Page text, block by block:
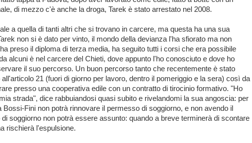
di mezzo c'è anche la droga, Tarek è stato arrestato nel 2008.
a quella di tanti altri che si trovano in carcere, ma questa ha una sua
non si è dato per vinto, il mondo della devianza l'ha sfiorato ma non
preso il diploma di terza media, ha seguito tutti i corsi che era possibile
alcuni è nel carcere del Chieti, dove appunto l'ho conosciuto e dove ho
il suo percorso. Un buon percorso tanto che recentemente è stato
21 (fuori di giorno per lavoro, dentro il pomeriggio e la sera) così da
presso una cooperativa edile con un contratto di tirocinio formativo. "Ho
strada", dice rabbuiandosi quasi subito e rivelandomi la sua angoscia: per
Bossi-Fini non potrà rinnovare il permesso di soggiorno, e non avendo il
soggiorno non potrà essere assunto: quando a breve terminerà di scontare
rischierà l'espulsione.